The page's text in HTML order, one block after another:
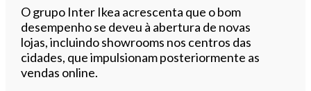
O grupo Inter Ikea acrescenta que o bom
desempenho se deveu à abertura de novas
lojas, incluindo showrooms nos centros das
cidades, que impulsionam posteriormente as
vendas online.